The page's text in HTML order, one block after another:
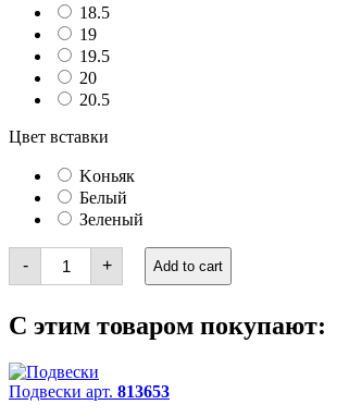
18.5
19
19.5
20
20.5
Цвет вставки
Kоньяк
Белый
Зеленый
-
Кольца
quantity
+ Add to cart
С этим товаром покупают:
Подвески арт. 813653